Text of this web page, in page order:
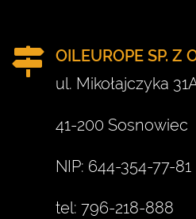
OILEUROPE SP. Z
ul. Mikołajczyka
41-200 Sosnowiec
NIP: 644-354-77-81
tel: 796-218-888